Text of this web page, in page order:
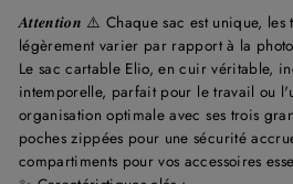
𝑨𝒕𝒕𝒆𝒏𝒕𝒊𝒐𝒏 ⚠️ Chaque sac est unique,
légèrement varier par rapport à la
Le sac cartable Elio, en cuir véritable,
intemporelle, parfait pour le travail ou
organisation optimale avec ses trois
poches zippées pour une sécurité
compartiments pour vos accessoires